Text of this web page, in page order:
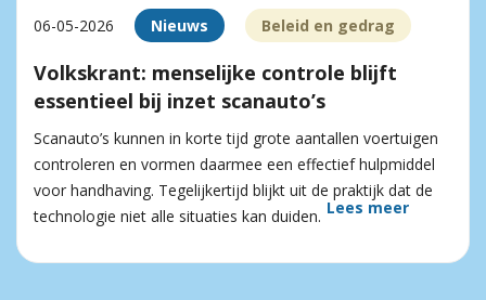
06-05-2026 Nieuws Beleid en gedrag
Volkskrant: menselijke controle blijft
essentieel bij inzet scanauto’s
Scanauto’s kunnen in korte tijd grote aantallen voertuigen
controleren en vormen daarmee een effectief hulpmiddel
voor handhaving. Tegelijkertijd blijkt uit de praktijk dat de
technologie niet alle situaties kan duiden. Lees meer